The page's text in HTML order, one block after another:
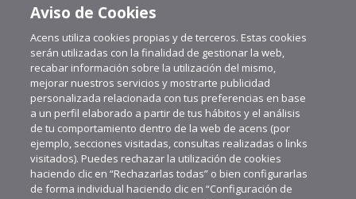
Aviso de Cookies
Acens utiliza cookies propias y de terceros. Estas cookies
serán utilizadas con la finalidad de gestionar la web,
recabar información sobre la utilización del mismo,
mejorar nuestros servicios y mostrarte publicidad
personalizada relacionada con tus preferencias en base
a un perfil elaborado a partir de tus hábitos y el análisis
de tu comportamiento dentro de la web de acens (por
ejemplo, secciones visitadas, consultas realizadas o links
visitados). Puedes rechazar la utilización de cookies
haciendo clic en “Rechazarlas todas” o bien configurarlas
de forma individual haciendo clic en “Configuración de